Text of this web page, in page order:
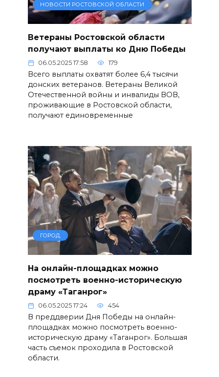
НОВОСТИ РОСТОВСКОЙ ОБЛАСТИ
Ветераны Ростовской области
получают выплаты ко Дню Победы
06.05.2025 17:58 179
Всего выплаты охватят более 6,4 тысячи
донских ветеранов. Ветераны Великой
Отечественной войны и инвалиды ВОВ,
проживающие в Ростовской области,
получают единовременные
ГОРОД
На онлайн-площадках можно
посмотреть военно-историческую
драму «Таганрог»
06.05.2025 17:24 454
В преддверии Дня Победы на онлайн-
площадках можно посмотреть военно-
историческую драму «Таганрог». Большая
часть съемок проходила в Ростовской
области.